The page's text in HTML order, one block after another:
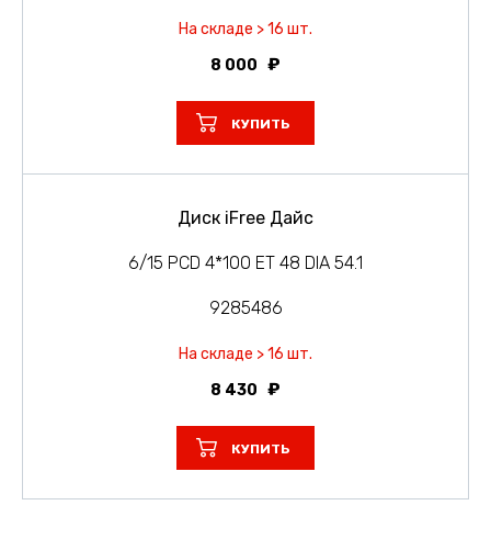
На складе > 16 шт.
8 000
КУПИТЬ
Диск iFree Дайс
6/15 PCD 4*100 ET 48 DIA 54.1
9285486
На складе > 16 шт.
8 430
КУПИТЬ